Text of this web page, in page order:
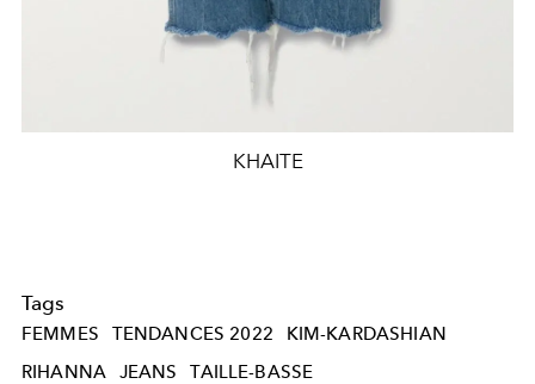
KHAITE
Tags
FEMMES TENDANCES 2022
KIM-KARDASHIAN
RIHANNA
JEANS TAILLE-BASSE